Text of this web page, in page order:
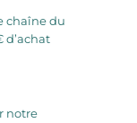
chaîne du
d’achat
notre